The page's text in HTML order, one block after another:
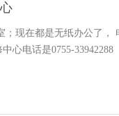
；现在都是无纸办公了，
心电话是0755-33942288